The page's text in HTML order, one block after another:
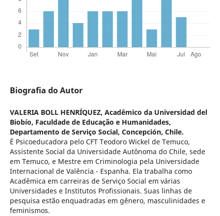
Biografia do Autor
VALERIA BOLL HENRÍQUEZ, Acadêmico da Universidad del
Biobío, Faculdade de Educação e Humanidades,
Departamento de Serviço Social, Concepción, Chile.
É Psicoeducadora pelo CFT Teodoro Wickel de Temuco,
Assistente Social da Universidade Autônoma do Chile, sede
em Temuco, e Mestre em Criminologia pela Universidade
Internacional de Valência - Espanha. Ela trabalha como
Acadêmica em carreiras de Serviço Social em várias
Universidades e Institutos Profissionais. Suas linhas de
pesquisa estão enquadradas em gênero, masculinidades e
feminismos.